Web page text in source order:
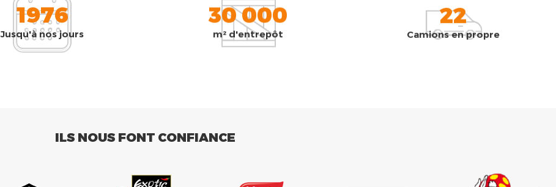
1976
Jusqu'à nos jours
30 000
m² d'entrepôt
22
Camions en propre
ILS NOUS FONT CONFIANCE